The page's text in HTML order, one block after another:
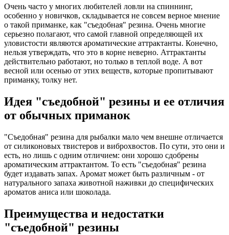
Очень часто у многих любителей ловли на спиннинг,
особенно у новичков, складывается не совсем верное мнение
о такой приманке, как "съедобная" резина. Очень многие
серьезно полагают, что самой главной определяющей их
уловистости являются ароматические аттрактанты. Конечно,
нельзя утверждать, что это в корне неверно. Аттрактанты
действительно работают, но только в теплой воде. А вот
весной или осенью от этих веществ, которые пропитывают
приманку, толку нет.
Идея "съедобной" резины и ее отличия
от обычных приманок
"Съедобная" резина для рыбалки мало чем внешне отличается
от силиконовых твистеров и виброхвостов. По сути, это они и
есть, но лишь с одним отличием: они хорошо сдобрены
ароматическим аттрактантом. То есть "съедобная" резина
будет издавать запах. Аромат может быть различным - от
натурального запаха животной наживки до специфических
ароматов аниса или шоколада.
Преимущества и недостатки
"съедобной" резины